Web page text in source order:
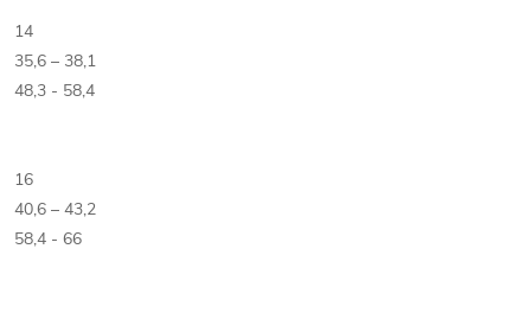
14
35,6 – 38,1
48,3 - 58,4
16
40,6 – 43,2
58,4 - 66